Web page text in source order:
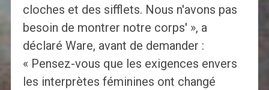
cloches et des sifflets. Nous n'avons pas
besoin de montrer notre corps' », a
déclaré Ware, avant de demander :
« Pensez-vous que les exigences envers
les interprètes féminines ont changé